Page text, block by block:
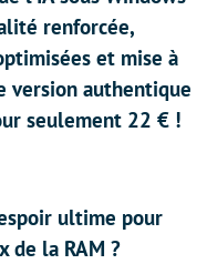
renforcée,
et mise à
version authentique
seulement 22 € !
ultime pour
de la RAM ?